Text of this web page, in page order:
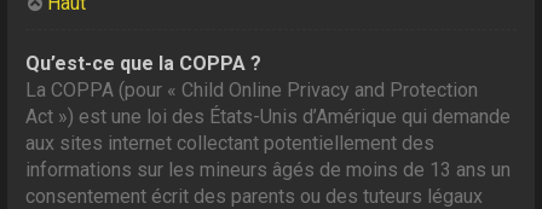
Qu’est-ce que la COPPA ?
La COPPA (pour « Child Online Privacy and Protection
Act ») est une loi des États-Unis d’Amérique qui demande
aux sites internet collectant potentiellement des
informations sur les mineurs âgés de moins de 13 ans un
consentement écrit des parents ou des tuteurs légaux